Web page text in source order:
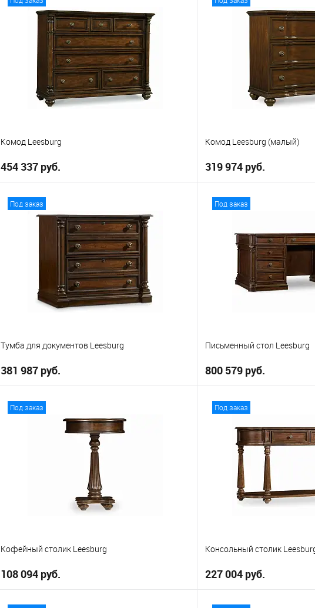
Комод Leesburg
454 337 руб.
Комод Leesburg (малый)
319 974 руб.
В избранное
Под заказ
Тумба для документов Leesburg
381 987 руб.
Под заказ
Письменный стол Leesburg
800 579 руб.
В избранное
Под заказ
Кофейный столик Leesburg
108 094 руб.
Под заказ
Консольный столик
227 004 руб.